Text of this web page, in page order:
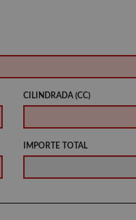
CILINDRADA (CC)
IMPORTE TOTAL